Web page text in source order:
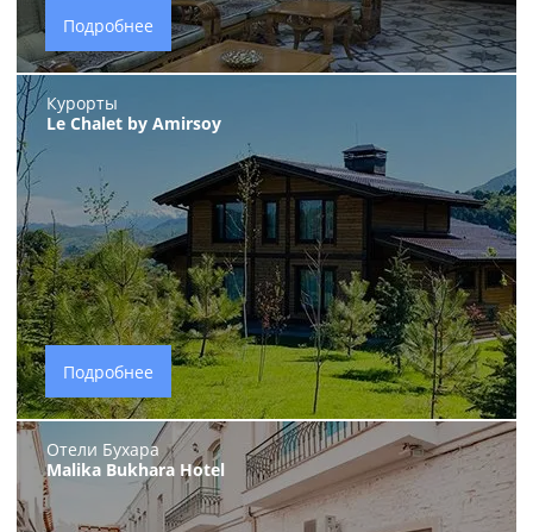
Подробнее
Курорты
Le Chalet by Amirsoy
Подробнее
Отели Бухара
Malika Bukhara Hotel